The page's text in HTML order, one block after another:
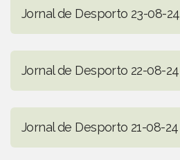
Jornal de Desporto 23-08-24
Jornal de Desporto 22-08-24
Jornal de Desporto 21-08-24